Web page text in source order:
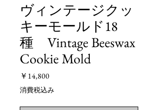
ヴィンテージクッ
キーモールド18
種 Vintage Beeswax
Cookie Mold
￥14,800価
格
消費税込み